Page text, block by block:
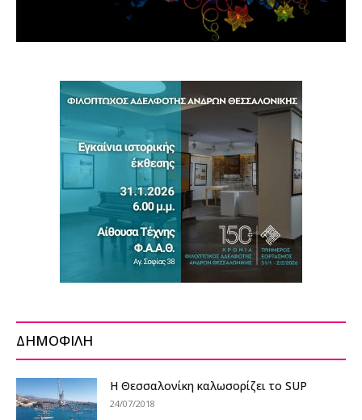
ΔΗΜΟΦΙΛΗ
Η Θεσσαλονίκη καλωσορίζει το SUP
24/07/2018